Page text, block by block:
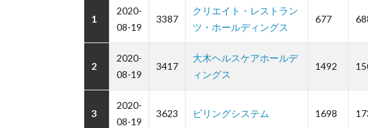
1
2020-
08-19
3387
クリエイト・レストラン
ツ・ホールディングス
677
2
2020-
08-19
3417
大木ヘルスケアホールデ
ィングス
1492
3
2020-
08-19
3623 ビリングシステム 1698